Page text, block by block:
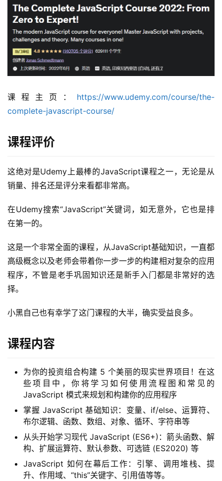
课程主页： https://www.udemy.com/course/the-
complete-javascript-course/
课程评价
这绝对是Udemy上最棒的JavaScript课程之一，无论是从
销量、排名还是评分来看都非常高。
在Udemy搜索“JavaScript”关键词，如无意外，它也是排
在第一的。
这是一个非常全面的课程，从JavaScript基础知识，一直都
高级概念以及老师会带着你一步一步的构建相对复杂的应用
程序，不管是老手巩固知识还是新手入门都是非常好的选
择。
小黑自己也有幸学了这门课程的大半，确实受益良多。
课程内容
为你的投资组合构建 5 个美丽的现实世界项目！在这
些项目中，你将学习如何使用流程图和常见的
JavaScript 模式来规划和构建你的应用程序
掌握 JavaScript 基础知识：变量、if/else、运算符、
布尔逻辑、函数、数组、对象、循环、字符串等
从头开始学习现代 JavaScript (ES6+)：箭头函数、解
构、扩展运算符、默认参数、可选链 (ES2020) 等
JavaScript 如何在幕后工作：引擎、调用堆栈、提
升、作用域、“this”关键字、引用值等等。